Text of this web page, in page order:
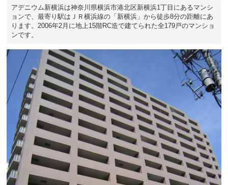
アデニウム新横浜は神奈川県横浜市港北区新横浜1丁目にあるマンシ
ョンで、最寄り駅はＪＲ横浜線の「新横浜」から徒歩8分の距離にあ
ります。2006年2月に地上15階RC造で建てられた全179戸のマンショ
ンです。